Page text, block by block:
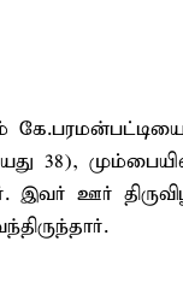
38),
இவர் ஊர்